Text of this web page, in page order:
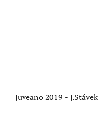
Juveano 2019 - J.Stávek